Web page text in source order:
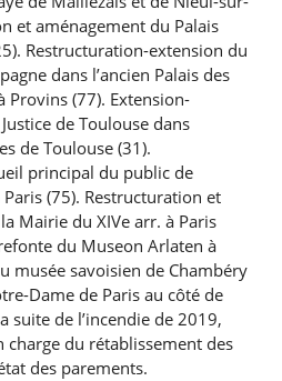
et aménagement du Palais
Restructuration-extension du
dans l’ancien Palais des
Provins (77). Extension-
de Toulouse dans
de Toulouse (31).
principal du public de
(75). Restructuration et
Mairie du XIVe arr. à Paris
du Museon Arlaten à
musée savoisien de Chambéry
Dame de Paris au côté de
suite de l’incendie de 2019,
du rétablissement des
des parements.